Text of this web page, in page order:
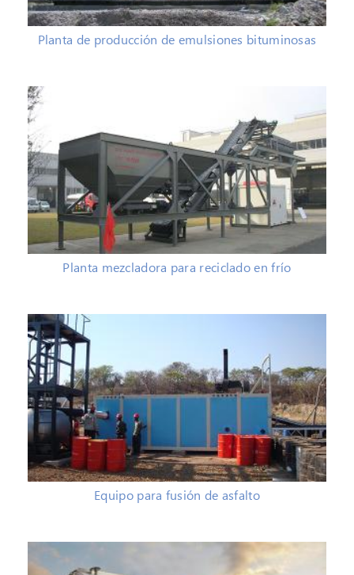
Planta de producción de emulsiones bituminosas
Planta mezcladora para reciclado en frío
Equipo para fusión de asfalto